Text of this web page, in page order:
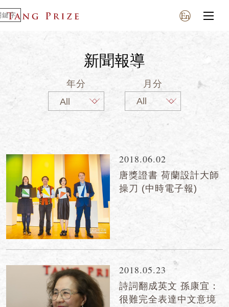
新聞報導
年分 月分
2018.06.02
唐獎證書 荷蘭設計大師
操刀 (中時電子報)
2018.05.23
詩詞翻成英文 孫康宜：
很難完全表達中文意境